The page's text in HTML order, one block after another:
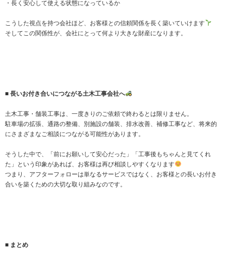
・長く安心して使える状態になっているか
こうした視点を持つ会社ほど、お客様との信頼関係を長く築いていけます
そしてこの関係性が、会社にとって何より大きな財産になります。
■ 長いお付き合いにつながる土木工事会社へ
土木工事・舗装工事は、一度きりのご依頼で終わるとは限りません。
駐車場の拡張、通路の整備、別施設の舗装、排水改善、補修工事など、将来的
にさまざまなご相談につながる可能性があります。
そうした中で、「前にお願いして安心だった」「工事後もちゃんと見てくれ
た」という印象があれば、お客様は再び相談しやすくなります
つまり、アフターフォローは単なるサービスではなく、お客様との長いお付き
合いを築くための大切な取り組みなのです。
■ まとめ